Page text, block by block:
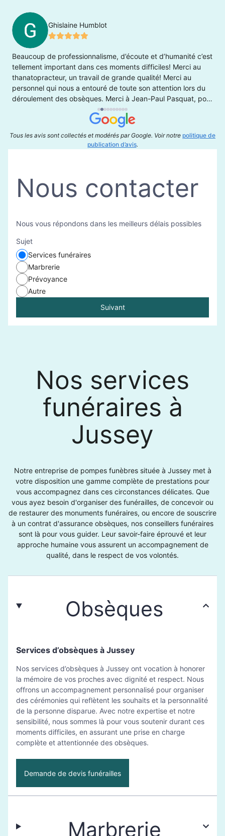
Ghislaine Humblot
Beaucoup de professionnalisme, d’écoute et d’humanité c’est
tellement important dans ces moments difficiles! Merci au
thanatopracteur, un travail de grande qualité! Merci au
personnel qui nous a entouré de toute son attention lors du
déroulement des obsèques. Merci à Jean-Paul Pasquat, pour
son voyage à DIjon … en express! Bien à vous tous, Famille
Tous les avis sont collectés et modérés par Google. Voir notre politique de
publication d’avis.
Nous contacter
Nous vous répondons dans les meilleurs délais possibles
Sujet
Services funéraires
Marbrerie
Prévoyance
Autre
Suivant
Nos services
funéraires à
Jussey
Notre entreprise de pompes funèbres située à Jussey met à
votre disposition une gamme complète de prestations pour
vous accompagnez dans ces circonstances délicates. Que
vous ayez besoin d'organiser des funérailles, de concevoir ou
de restaurer des monuments funéraires, ou encore de souscrire
à un contrat d'assurance obsèques, nos conseillers funéraires
sont là pour vous guider. Leur savoir-faire éprouvé et leur
approche humaine vous assurent un accompagnement de
qualité, dans le respect de vos volontés.
Obsèques
Services d’obsèques à Jussey
Nos services d’obsèques à Jussey ont vocation à honorer
la mémoire de vos proches avec dignité et respect. Nous
offrons un accompagnement personnalisé pour organiser
des cérémonies qui reflètent les souhaits et la personnalité
de la personne disparue. Avec notre expertise et notre
sensibilité, nous sommes là pour vous soutenir durant ces
moments difficiles, en assurant une prise en charge
complète et attentionnée des obsèques.
Demande de devis funérailles
Marbrerie